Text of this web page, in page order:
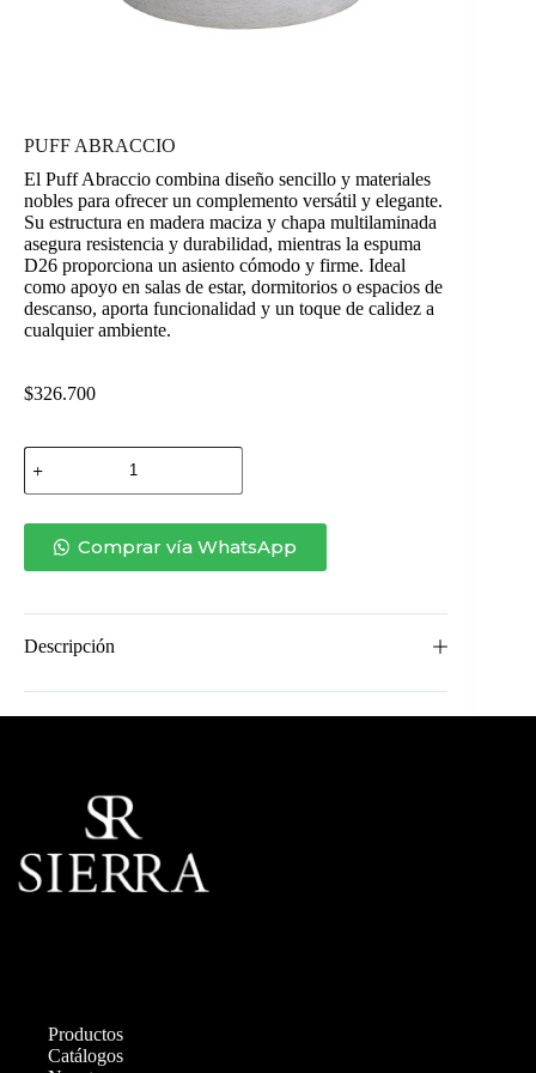
PUFF ABRACCIO
El Puff Abraccio combina diseño sencillo y materiales
nobles para ofrecer un complemento versátil y elegante.
Su estructura en madera maciza y chapa multilaminada
asegura resistencia y durabilidad, mientras la espuma
D26 proporciona un asiento cómodo y firme. Ideal
como apoyo en salas de estar, dormitorios o espacios de
descanso, aporta funcionalidad y un toque de calidez a
cualquier ambiente.
$326.700
PUFF
ABRACCIO
cantidad
Comprar vía WhatsApp
Descripción
Productos
Catálogos